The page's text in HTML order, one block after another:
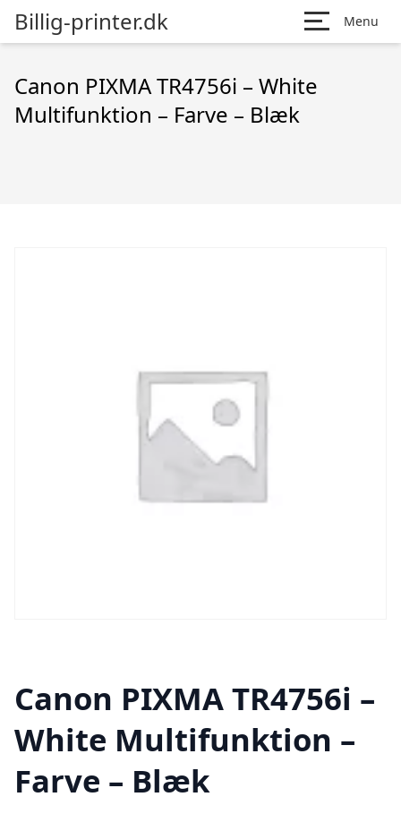
Billig-printer.dk Menu
Canon PIXMA TR4756i – White
Multifunktion – Farve – Blæk
Canon PIXMA TR4756i –
White Multifunktion –
Farve – Blæk